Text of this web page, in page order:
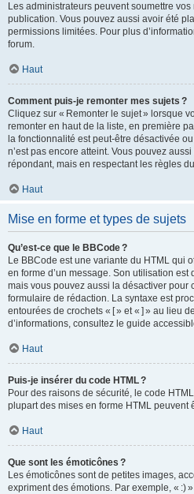
Les administrateurs peuvent soumettre
publication. Vous pouvez aussi avoir été
permissions limitées. Pour plus
forum.
Haut
Comment puis-je remonter mes sujets ?
Cliquez sur « Remonter le sujet » lorsque
remonter en haut de la liste, en première
la fonctionnalité est peut-être désactivée
n’est pas encore atteint. Vous pouvez
répondant, mais en respectant les règles
Haut
Mise en forme et types de sujets
Qu’est-ce que le BBCode ?
Le BBCode est une variante du HTML qui
en forme d’un message. Son utilisation
mais vous pouvez aussi la désactiver pour
formulaire de rédaction. La syntaxe est
entourées de crochets « [ » et « ] » au lieu
d’informations, consultez le guide
Haut
Puis-je insérer du code HTML ?
Pour des raisons de sécurité, le code
plupart des mises en forme HTML peuvent
Haut
Que sont les émoticônes ?
Les émoticônes sont de petites images,
expriment des émotions. Par exemple, « :)